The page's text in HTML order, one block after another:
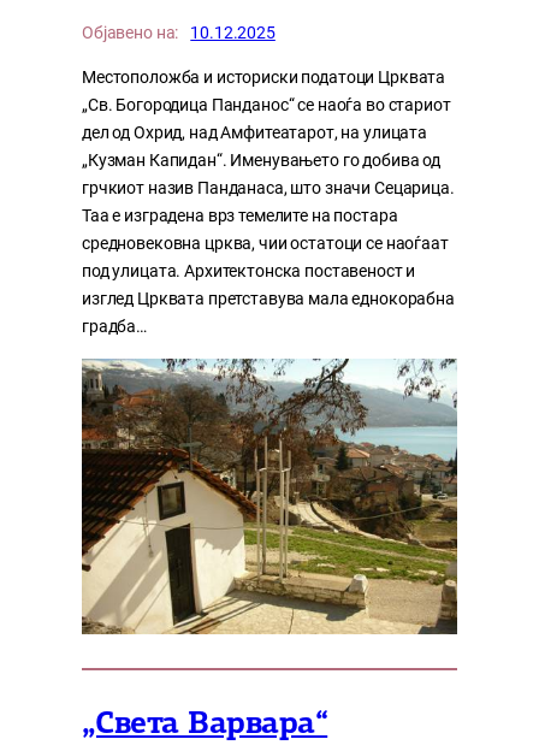
Објавено на: 10.12.2025
Местоположба и историски податоци Црквата
„Св. Богородица Панданос“ се наоѓа во стариот
дел од Охрид, над Амфитеатарот, на улицата
„Кузман Капидан“. Именувањето го добива од
грчкиот назив Панданаса, што значи Сецарица.
Таа е изградена врз темелите на постара
средновековна црква, чии остатоци се наоѓаат
под улицата. Архитектонска поставеност и
изглед Црквата претставува мала еднокорабна
градба…
„Света Варвара“